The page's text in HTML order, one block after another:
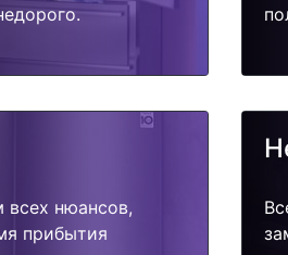
нюансов,
прибытия